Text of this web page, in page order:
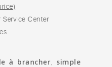
Center
à brancher, simple